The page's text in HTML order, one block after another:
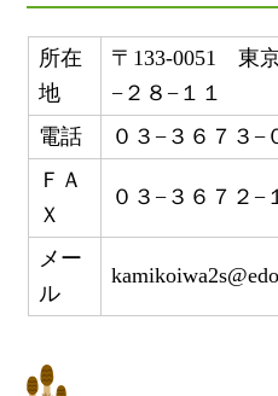
所在
地
〒133-0051 東
−２８−１１
電話
０３−３６７３−
ＦＡ
Ｘ
０３−３６７２−
メー
ル